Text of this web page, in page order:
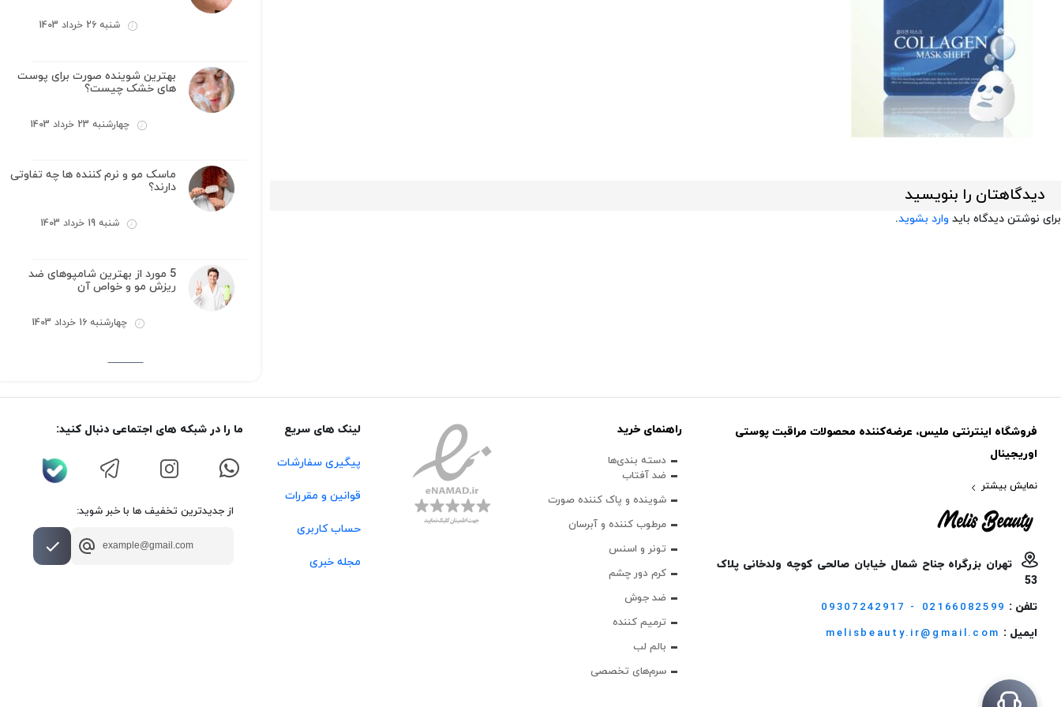
دیدگاهتان را بنویسید
برای نوشتن دیدگاه باید وارد بشوید.
شنبه 26 خرداد 1403
بهترین شوینده صورت برای پوست
های خشک چیست؟
چهارشنبه 23 خرداد 1403
ماسک مو و نرم کننده ها چه تفاوتی
دارند؟
شنبه 19 خرداد 1403
5 مورد از بهترین شامپوهای ضد
ریزش مو و خواص آن
چهارشنبه 16 خرداد 1403
فروشگاه اینترنتی ملیس، عرضه‌کننده محصولات مراقبت پوستی
اوریجینال
نمایش بیشتر
تهران بزرگراه جناح شمال خیابان صالحی کوچه ولدخانی پلاک
53
تلفن : 09307242917 - 02166082599
ایمیل : melisbeauty.ir@gmail.com
راهنمای خرید
دسته بندی‌ها
ضد آفتاب
شوینده و پاک‌ کننده صورت
مرطوب کننده و آبرسان
تونر و اسنس
کرم دور چشم
ضد جوش
ترمیم کننده
بالم لب
سرم‌های تخصصی
لینک های سریع
پیگیری سفارشات
قوانین و مقررات
حساب کاربری
مجله خبری
ما را در شبکه های اجتماعی دنبال کنید:
از جدیدترین تخفیف ها با خبر شوید: